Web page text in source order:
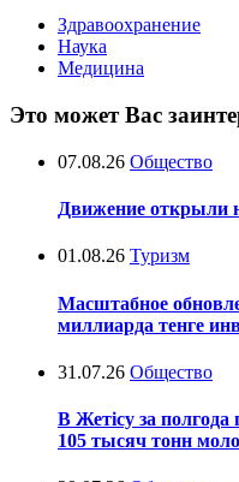
Здравоохранение
Наука
Медицина
Это может Вас
07.08.26 Общество
Движение открыли
01.08.26 Туризм
Масштабное
миллиарда тенге
31.07.26 Общество
В Жетісу за
105 тысяч тонн